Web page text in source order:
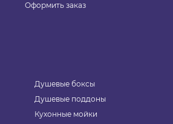
Оформить заказ
Душевые боксы
Душевые поддоны
Кухонные мойки